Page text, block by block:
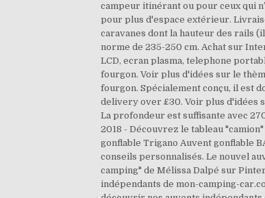
campeur itinérant ou pour ceux qui
pour plus d'espace extérieur.
caravanes dont la hauteur des rails
norme de 235-250 cm. Achat sur
LCD, ecran plasma, telephone
fourgon. Voir plus d'idées sur le
fourgon. Spécialement conçu, il est
delivery over £30. Voir plus d'idées
La profondeur est suffisante avec
2018 - Découvrez le tableau
gonflable Trigano Auvent gonflable
conseils personnalisés. Le nouvel
camping" de Mélissa Dalpé sur
indépendants de mon-camping-